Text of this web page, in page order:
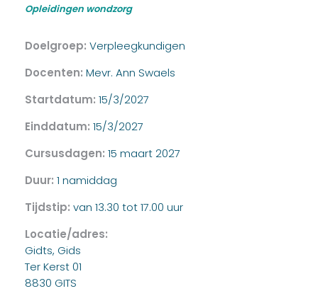
Opleidingen wondzorg
Doelgroep: Verpleegkundigen
Docenten: Mevr. Ann Swaels
Startdatum: 15/3/2027
Einddatum: 15/3/2027
Cursusdagen: 15 maart 2027
Duur: 1 namiddag
Tijdstip: van 13.30 tot 17.00 uur
Locatie/adres:
Gidts, Gids
Ter Kerst 01
8830 GITS